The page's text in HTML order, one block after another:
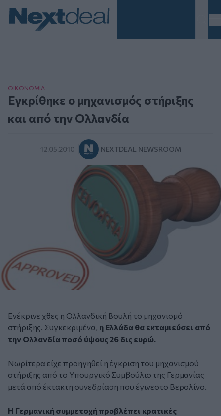
ΟΙΚΟΝΟΜΙΑ
Εγκρίθηκε ο μηχανισμός στήριξης
και από την Ολλανδία
12.05.2010 NEXTDEAL NEWSROOM
Ενέκρινε χθες η Ολλανδική Βουλή το μηχανισμό
στήριξης. Συγκεκριμένα, η Ελλάδα θα εκταμιεύσει από
την Ολλανδία ποσό ύψους 26 δις ευρώ.
Νωρίτερα είχε προηγηθεί η έγκριση του μηχανισμού
στήριξης από το Υπουργικό Συμβούλιο της Γερμανίας
μετά από έκτακτη συνεδρίαση που έγινεστο Βερολίνο.
Η Γερμανική συμμετοχή προβλέπει κρατικές